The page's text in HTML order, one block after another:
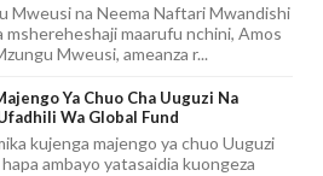
Mweusi na Neema Naftari Mwandishi
mshereheshaji maarufu nchini, Amos
Mweusi, ameanza r...
Ya Chuo Cha Uuguzi Na
Wa Global Fund
kujenga majengo ya chuo Uuguzi
ambayo yatasaidia kuongeza